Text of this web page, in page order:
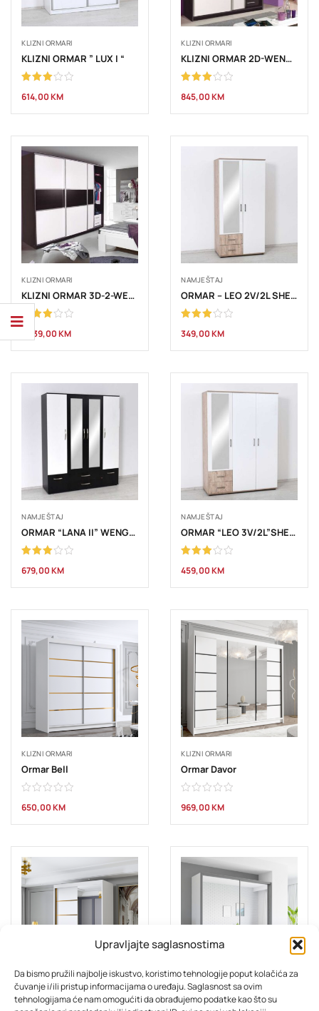
Upravljajte saglasnostima
Da bismo pružili najbolje iskustvo, koristimo tehnologije poput kolačića za
čuvanje i/ili pristup informacijama o uređaju. Saglasnost sa ovim
tehnologijama će nam omogućiti da obrađujemo podatke kao što su
KLIZNI ORMARI
KLIZNI ORMAR ” LUX I “
3.00
614,00KM
KLIZNI ORMARI
KLIZNI ORMAR 2D-WENGE/BIJELA
3.00
845,00KM
KLIZNI ORMARI
KLIZNI ORMAR 3D-2-WENGE/BIJELA
Ocjenjeno
3.00
1.239,00KM
NAMJEŠTAJ
ORMAR – LEO 2V/2L SHERWOOD
3.00
349,00KM
NAMJEŠTAJ
ORMAR “LANA II” WENGE-BIJELA
3.00
679,00KM
NAMJEŠTAJ
ORMAR “LEO 3V/2L”SHERWOOD
3.00
459,00KM
KLIZNI ORMARI
Ormar Bell
650,00KM
KLIZNI ORMARI
Ormar Davor
969,00KM
KLIZNI ORMARI
Ormar Lagos
KLIZNI ORMARI
Ormar Lui 1